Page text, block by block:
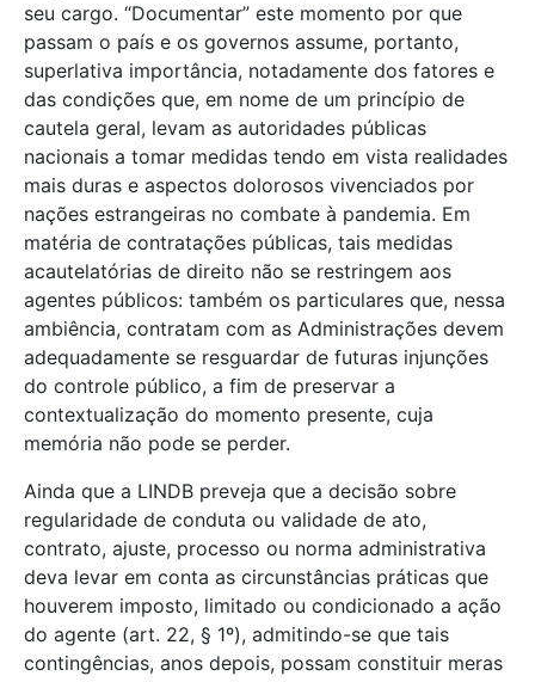
seu cargo. “Documentar” este momento por que
passam o país e os governos assume, portanto,
superlativa importância, notadamente dos fatores e
das condições que, em nome de um princípio de
cautela geral, levam as autoridades públicas
nacionais a tomar medidas tendo em vista realidades
mais duras e aspectos dolorosos vivenciados por
nações estrangeiras no combate à pandemia. Em
matéria de contratações públicas, tais medidas
acautelatórias de direito não se restringem aos
agentes públicos: também os particulares que, nessa
ambiência, contratam com as Administrações devem
adequadamente se resguardar de futuras injunções
do controle público, a fim de preservar a
contextualização do momento presente, cuja
memória não pode se perder.
Ainda que a LINDB preveja que a decisão sobre
regularidade de conduta ou validade de ato,
contrato, ajuste, processo ou norma administrativa
deva levar em conta as circunstâncias práticas que
houverem imposto, limitado ou condicionado a ação
do agente (art. 22, § 1º), admitindo-se que tais
contingências, anos depois, possam constituir meras